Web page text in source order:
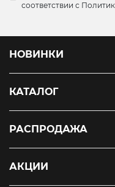
соответствии с
НОВИНКИ
КАТАЛОГ
РАСПРОДАЖА
АКЦИИ